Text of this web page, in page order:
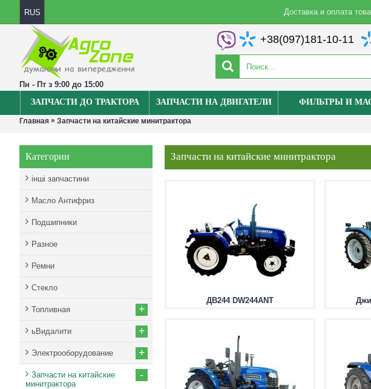
Доставка и оплата
RUS
+38(097)181-10-11
Пн - Пт з 9:00 до 15:00
ЗАПЧАСТИ ДО ТРАКТОРА ЗАПЧАСТИ НА ДВИГАТЕЛИ ФИЛЬТРЫ И
Главная » Запчасти на китайские минитрактора
Категории
інші запчастини
Масло Антифриз
Подшипники
Разное
Ремни
Стекло
Топливная +
ьВидалити +
Электрооборудование +
Запчасти на китайские
минитрактора
-
Запчасти на китайские минитрактора
ДВ244 DW244ANT